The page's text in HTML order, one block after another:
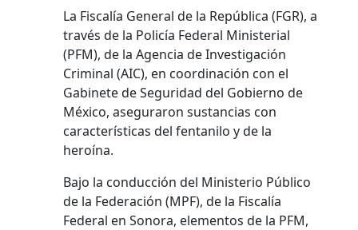
La Fiscalía General de la República (FGR), a
través de la Policía Federal Ministerial
(PFM), de la Agencia de Investigación
Criminal (AIC), en coordinación con el
Gabinete de Seguridad del Gobierno de
México, aseguraron sustancias con
características del fentanilo y de la
heroína.
Bajo la conducción del Ministerio Público
de la Federación (MPF), de la Fiscalía
Federal en Sonora, elementos de la PFM,